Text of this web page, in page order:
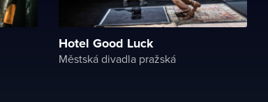
Hotel Good Luck
Městská divadla pražská